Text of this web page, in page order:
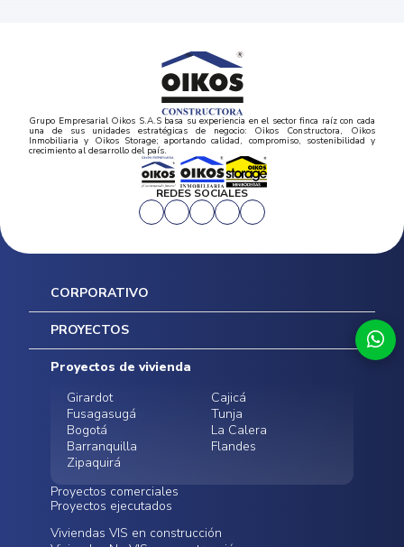
Grupo Empresarial Oikos S.A.S basa su experiencia en el sector finca raíz con cada
una de sus unidades estratégicas de negocio: Oikos Constructora, Oikos
Inmobiliaria y Oikos Storage; aportando calidad, compromiso, sostenibilidad y
crecimiento al desarrollo del país.
REDES SOCIALES
CORPORATIVO
Inicio
Mapa del sitio
Postventas
Contratación Directa
Noticias
PROYECTOS
Proyectos de vivienda
Girardot
Cajicá
Fusagasugá
Tunja
Bogotá
La Calera
Barranquilla
Flandes
Zipaquirá
Proyectos comerciales
Funza
Infinitum Zentral
Proyectos ejecutados
Conoce nuestros
Viviendas VIS en construcción